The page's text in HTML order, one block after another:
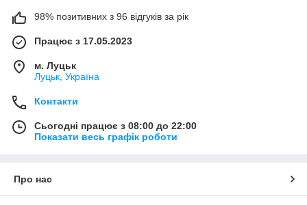
98% позитивних з 96 відгуків за рік
Працює з 17.05.2023
м. Луцьк
Луцьк, Україна
Контакти
Сьогодні працює з 08:00 до 22:00
Показати весь графік роботи
Про нас